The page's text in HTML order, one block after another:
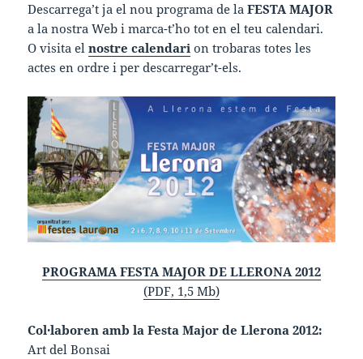
Descarrega’t ja el nou programa de laFESTA MAJOR
a la nostra Web i marca-t’ho tot en el teu calendari.
O visita elnostre calendari on trobaras totes les
actes en ordre i per descarregar’t-els.
PROGRAMA FESTA MAJOR DE LLERONA 2012
(PDF, 1,5 Mb)
Col·laboren amb la Festa Major de Llerona 2012:
Art del Bonsai